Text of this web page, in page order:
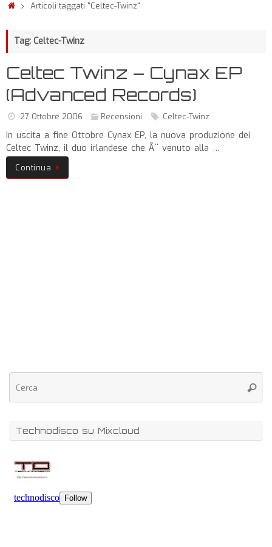
Articoli taggati "Celtec-Twinz"
Tag: Celtec-Twinz
Celtec Twinz – Cynax EP
(Advanced Records)
27 Ottobre 2006 Recensioni Celtec-Twinz
In uscita a fine Ottobre Cynax EP, la nuova produzione dei
Celtec Twinz, il duo irlandese che Ã¨ venuto alla …
Continua
Technodisco su Mixcloud